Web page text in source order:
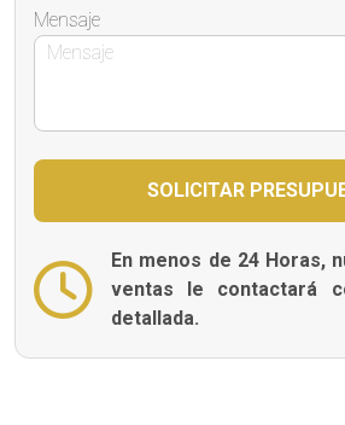
Mensaje
En menos de 24 Horas,
ventas le contactará
detallada.